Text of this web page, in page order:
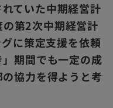
ていた中期経営計
第2次中期経営計
に策定支援を依頼
期間でも一定の成
協力を得ようと考